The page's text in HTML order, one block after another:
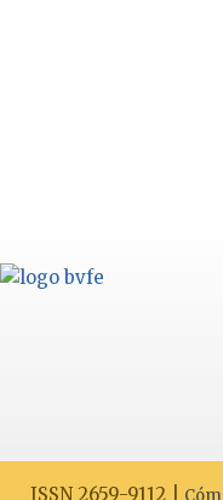
ISSN 2659-9112 |